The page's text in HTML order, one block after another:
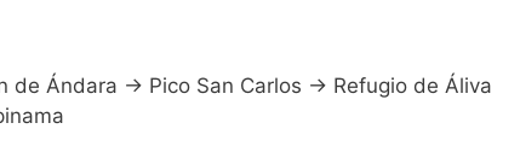
de Ándara → Pico San Carlos → Refugio de Áliva